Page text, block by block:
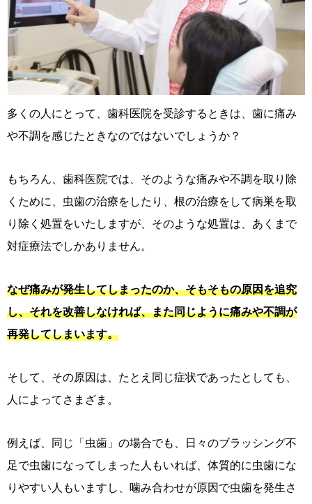
多くの人にとって、歯科医院を受診するときは、歯に痛み
や不調を感じたときなのではないでしょうか？
もちろん、歯科医院では、そのような痛みや不調を取り除
くために、虫歯の治療をしたり、根の治療をして病巣を取
り除く処置をいたしますが、そのような処置は、あくまで
対症療法でしかありません。
なぜ痛みが発生してしまったのか、そもそもの原因を追究
し、それを改善しなければ、また同じように痛みや不調が
再発してしまいます。
そして、その原因は、たとえ同じ症状であったとしても、
人によってさまざま。
例えば、同じ「虫歯」の場合でも、日々のブラッシング不
足で虫歯になってしまった人もいれば、体質的に虫歯にな
りやすい人もいますし、噛み合わせが原因で虫歯を発生さ